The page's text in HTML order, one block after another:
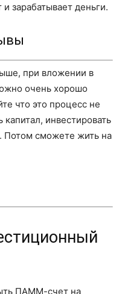
зарабатывает деньги.
при вложении в
очень хорошо
что это процесс не
инвестировать
Потом сможете жить на
ПАММ-счет на